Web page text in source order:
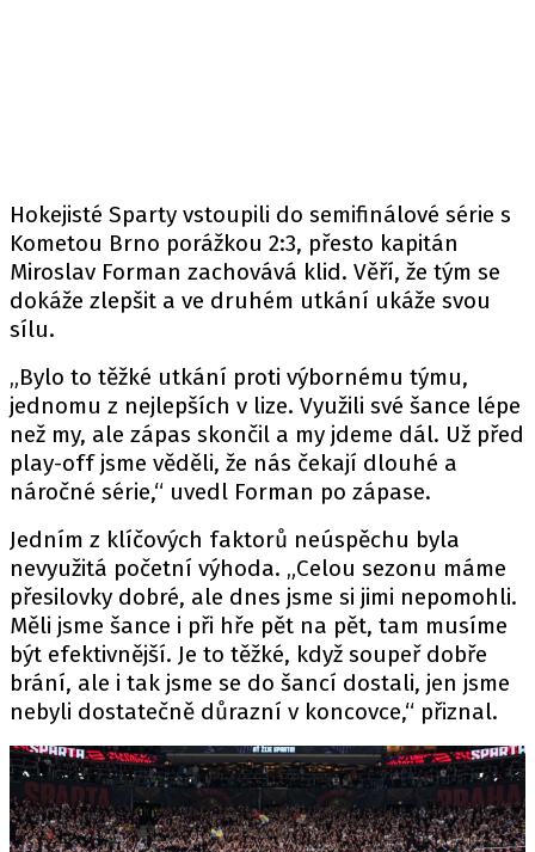
Hokejisté Sparty vstoupili do semifinálové série s
Kometou Brno porážkou 2:3, přesto kapitán
Miroslav Forman zachovává klid. Věří, že tým se
dokáže zlepšit a ve druhém utkání ukáže svou
sílu.
„Bylo to těžké utkání proti výbornému týmu,
jednomu z nejlepších v lize. Využili své šance lépe
než my, ale zápas skončil a my jdeme dál. Už před
play-off jsme věděli, že nás čekají dlouhé a
náročné série,“ uvedl Forman po zápase.
Jedním z klíčových faktorů neúspěchu byla
nevyužitá početní výhoda. „Celou sezonu máme
přesilovky dobré, ale dnes jsme si jimi nepomohli.
Měli jsme šance i při hře pět na pět, tam musíme
být efektivnější. Je to těžké, když soupeř dobře
brání, ale i tak jsme se do šancí dostali, jen jsme
nebyli dostatečně důrazní v koncovce,“ přiznal.